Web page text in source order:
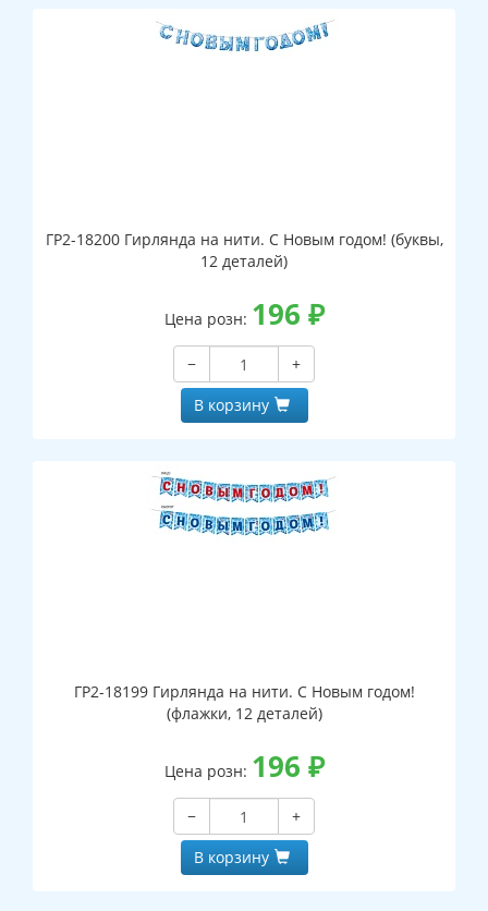
ГР2-18200 Гирлянда на нити. С Новым годом! (буквы,
12 деталей)
Цена розн: 196 ₽
−
+
В корзину
ГР2-18199 Гирлянда на нити. С Новым годом!
(флажки, 12 деталей)
Цена розн: 196 ₽
−
+
В корзину